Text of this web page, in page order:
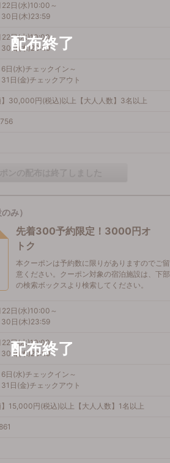
日(水)10:00～
日(木)23:59
日(水)10:00～
日(木)23:59
日(水)チェックイン～
日(金)チェックアウト
】30,000円(税込)以上【大人人数】3名以上
み）
先着300予約限定！3000円オ
トク
本クーポンは予約数に限りがありますのでご留
意ください。クーポン対象の宿泊施設は、下部
の検索ボックスより検索してください。
日(水)10:00～
日(木)23:59
日(水)10:00～
日(木)23:59
日(水)チェックイン～
日(金)チェックアウト
】15,000円(税込)以上【大人人数】1名以上